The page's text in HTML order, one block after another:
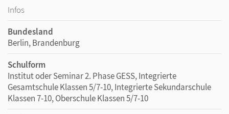
Infos
Bundesland
Berlin, Brandenburg
Schulform
Institut oder Seminar 2. Phase GESS, Integrierte
Gesamtschule Klassen 5/7-10, Integrierte Sekundarschule
Klassen 7-10, Oberschule Klassen 5/7-10